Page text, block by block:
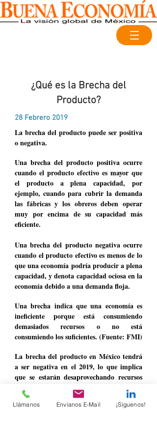
¿Qué es la Brecha del
Producto?
28 Febrero 2019
La brecha del producto puede ser positiva
o negativa.
Una brecha del producto positiva ocurre
cuando el producto efectivo es mayor que
el producto a plena capacidad, por
ejemplo, cuando para cubrir la demanda
las fábricas y los obreros deben operar
muy por encima de su capacidad más
eficiente.
Una brecha del producto negativa ocurre
cuando el producto efectivo es menos de lo
que una economía podría producir a plena
capacidad, y denota capacidad ociosa en la
economía debido a una demanda floja.
Una brecha indica que una economía es
ineficiente porque está consumiendo
demasiados recursos o no está
consumiendo los suficientes. (Fuente: FMI)
La brecha del producto en México tendrá
a ser negativa en el 2019, lo que implica
que se estarán desaprovechando recursos
productivos en la economía.
Llámanos Envíanos E-Mail ¡Síguenos!